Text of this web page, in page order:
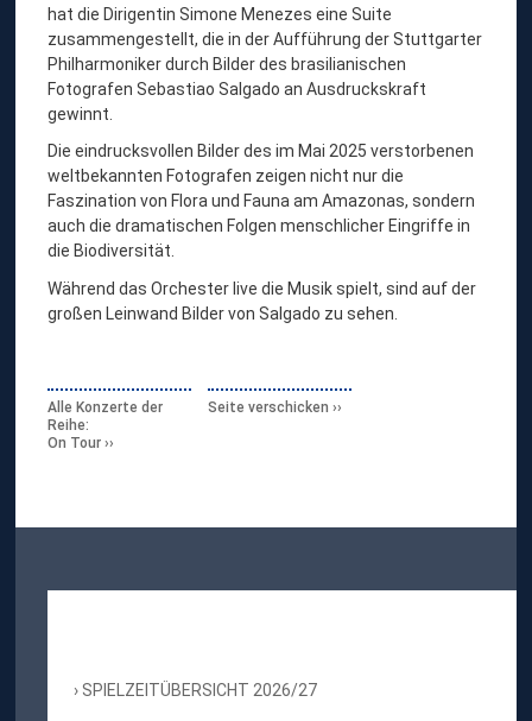
hat die Dirigentin Simone Menezes eine Suite
zusammengestellt, die in der Aufführung der Stuttgarter
Philharmoniker durch Bilder des brasilianischen
Fotografen Sebastiao Salgado an Ausdruckskraft
gewinnt.
Die eindrucksvollen Bilder des im Mai 2025 verstorbenen
weltbekannten Fotografen zeigen nicht nur die
Faszination von Flora und Fauna am Amazonas, sondern
auch die dramatischen Folgen menschlicher Eingriffe in
die Biodiversität.
Während das Orchester live die Musik spielt, sind auf der
großen Leinwand Bilder von Salgado zu sehen.
Alle Konzerte der
Reihe:
On Tour
Seite verschicken
SPIELZEITÜBERSICHT 2026/27